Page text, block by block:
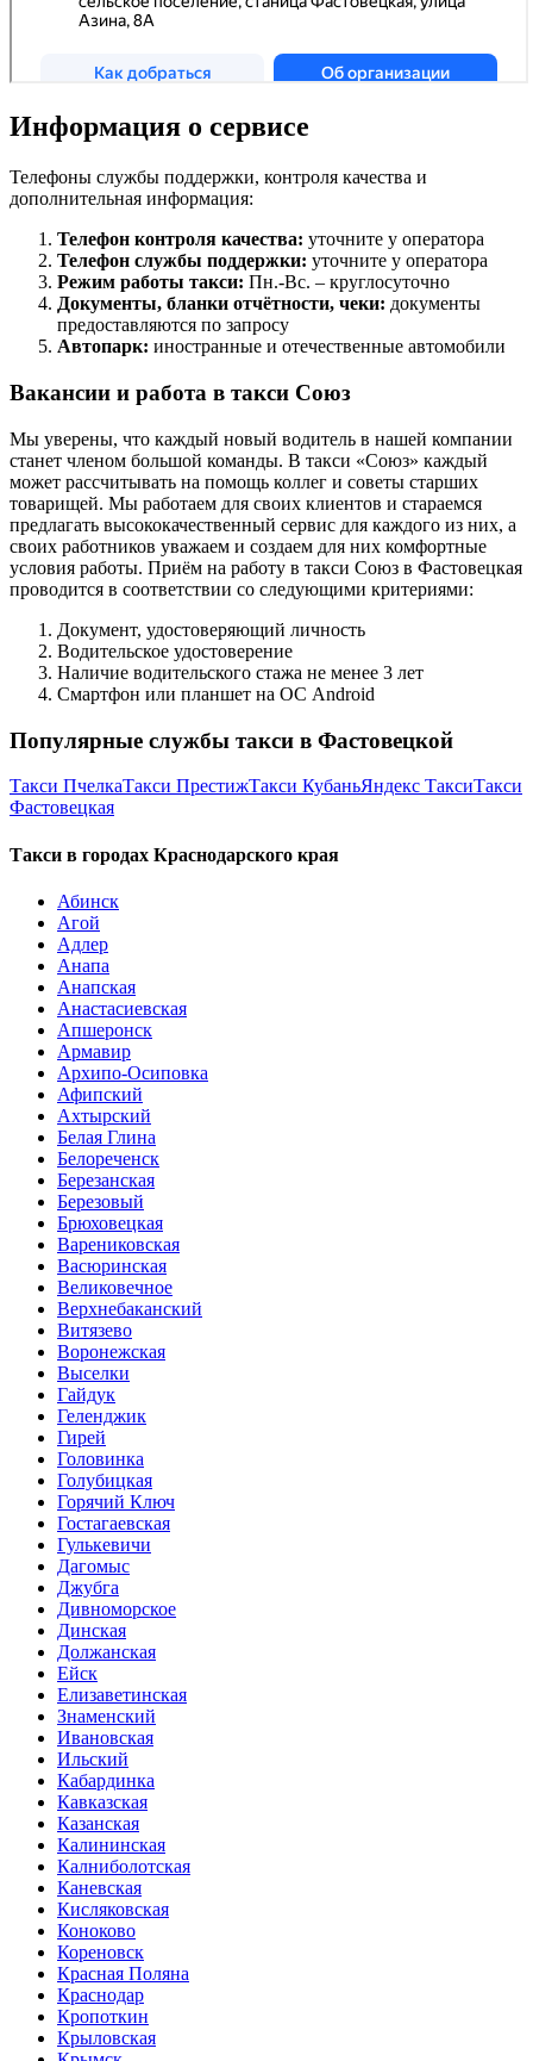
Информация о сервисе
Телефоны службы поддержки, контроля качества и
дополнительная информация:
Телефон контроля качества: уточните у оператора
Телефон службы поддержки: уточните у оператора
Режим работы такси: Пн.-Вс. – круглосуточно
Документы, бланки отчётности, чеки: документы
предоставляются по запросу
Автопарк: иностранные и отечественные автомобили
Вакансии и работа в такси Союз
Мы уверены, что каждый новый водитель в нашей компании
станет членом большой команды. В такси «Союз» каждый
может рассчитывать на помощь коллег и советы старших
товарищей. Мы работаем для своих клиентов и стараемся
предлагать высококачественный сервис для каждого из них, а
своих работников уважаем и создаем для них комфортные
условия работы. Приём на работу в такси Союз в Фастовецкая
проводится в соответствии со следующими критериями:
Документ, удостоверяющий личность
Водительское удостоверение
Наличие водительского стажа не менее 3 лет
Смартфон или планшет на ОС Android
Популярные службы такси в Фастовецкой
Такси ПчелкаТакси ПрестижТакси КубаньЯндекс ТаксиТакси
Фастовецкая
Такси в городах Краснодарского края
Абинск
Агой
Адлер
Анапа
Анапская
Анастасиевская
Апшеронск
Армавир
Архипо-Осиповка
Афипский
Ахтырский
Белая Глина
Белореченск
Березанская
Березовый
Брюховецкая
Варениковская
Васюринская
Великовечное
Верхнебаканский
Витязево
Воронежская
Выселки
Гайдук
Геленджик
Гирей
Головинка
Голубицкая
Горячий Ключ
Гостагаевская
Гулькевичи
Дагомыс
Джубга
Дивноморское
Динская
Должанская
Ейск
Елизаветинская
Знаменский
Ивановская
Ильский
Кабардинка
Кавказская
Казанская
Калининская
Калниболотская
Каневская
Кисляковская
Коноково
Кореновск
Красная Поляна
Краснодар
Кропоткин
Крыловская